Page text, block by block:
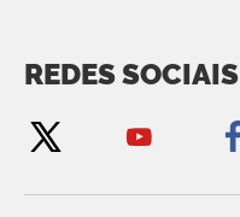
REDES SOCIAIS